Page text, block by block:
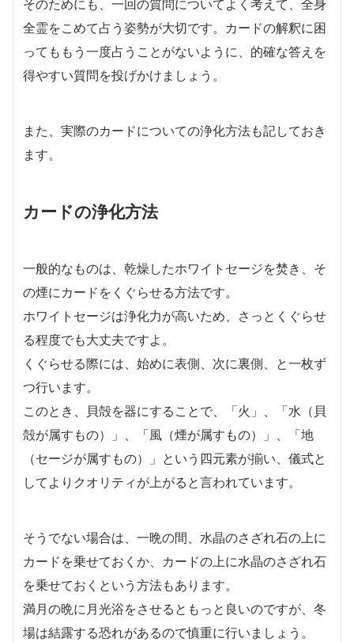
そのためにも、一回の質問についてよく考えて、全身
全霊をこめて占う姿勢が大切です。カードの解釈に困
ってももう一度占うことがないように、的確な答えを
得やすい質問を投げかけましょう。
また、実際のカードについての浄化方法も記しておき
ます。
カードの浄化方法
一般的なものは、乾燥したホワイトセージを焚き、そ
の煙にカードをくぐらせる方法です。
ホワイトセージは浄化力が高いため、さっとくぐらせ
る程度でも大丈夫ですよ。
くぐらせる際には、始めに表側、次に裏側、と一枚ず
つ行います。
このとき、貝殻を器にすることで、「火」、「水（貝
殻が属すもの）」、「風（煙が属すもの）」、「地
（セージが属すもの）」という四元素が揃い、儀式と
してよりクオリティが上がると言われています。
そうでない場合は、一晩の間、水晶のさざれ石の上に
カードを乗せておくか、カードの上に水晶のさざれ石
を乗せておくという方法もあります。
満月の晩に月光浴をさせるともっと良いのですが、冬
場は結露する恐れがあるので慎重に行いましょう。